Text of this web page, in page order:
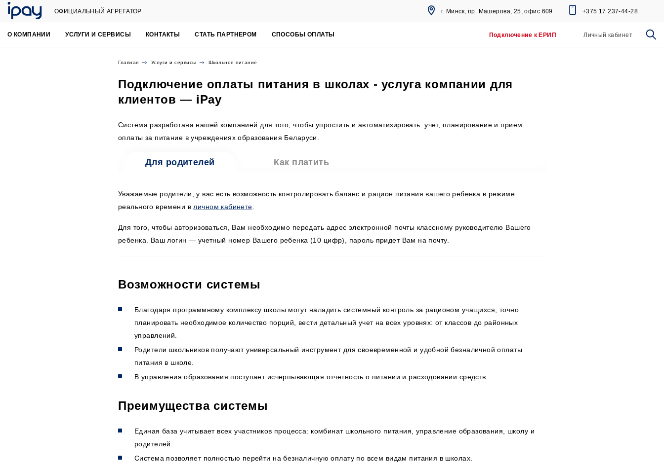
ОФИЦИАЛЬНЫЙ АГРЕГАТОР г. Минск, пр. Машерова, 25, офис 609 +375 17 237-44-28
О КОМПАНИИ УСЛУГИ И СЕРВИСЫ КОНТАКТЫ СТАТЬ ПАРТНЕРОМ СПОСОБЫ ОПЛАТЫ Подключение к ЕРИП Личный кабинет
Главная Услуги и сервисы Школьное питание
Подключение оплаты питания в школах - услуга компании для
клиентов — iPay
Система разработана нашей компанией для того, чтобы упростить и автоматизировать учет, планирование и прием
оплаты за питание в учреждениях образования Беларуси.
Для родителей Как платить
Уважаемые родители, у вас есть возможность контролировать баланс и рацион питания вашего ребенка в режиме
реального времени в личном кабинете
Для того, чтобы авторизоваться, Вам необходимо передать адрес электронной почты классному руководителю Вашего
ребенка. Ваш логин — учетный номер Вашего ребенка (10 цифр), пароль придет Вам на почту.
Возможности системы
Благодаря программному комплексу школы могут наладить системный контроль за рационом учащихся, точно
планировать необходимое количество порций, вести детальный учет на всех уровнях: от классов до районных
управлений.
Родители школьников получают универсальный инструмент для своевременной и удобной безналичной оплаты
питания в школе.
В управления образования поступает исчерпывающая отчетность о питании и расходовании средств.
Преимущества системы
Единая база учитывает всех участников процесса: комбинат школьного питания, управление образования, школу и
родителей.
Система позволяет полностью перейти на безналичную оплату по всем видам питания в школах.